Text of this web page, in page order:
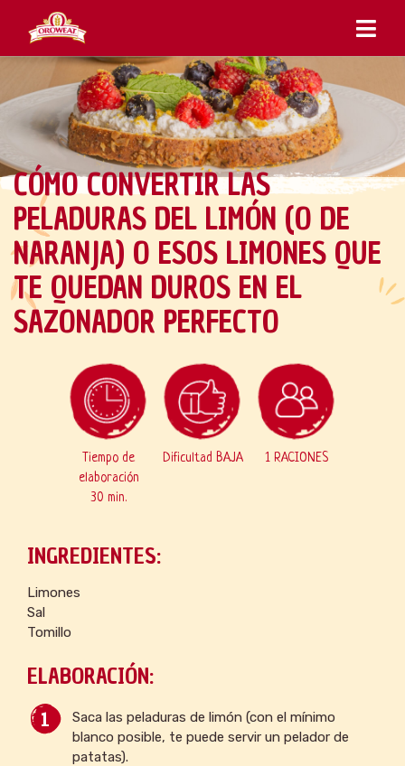
CÓMO CONVERTIR LAS
PELADURAS DEL LIMÓN (O DE
NARANJA) O ESOS LIMONES QUE
TE QUEDAN DUROS EN EL
SAZONADOR PERFECTO
Tiempo de
elaboración
30 min.
Dificultad BAJA 1 RACIONES
INGREDIENTES:
Limones
Sal
Tomillo
ELABORACIÓN:
Saca las peladuras de limón (con el mínimo
blanco posible, te puede servir un pelador de
patatas).